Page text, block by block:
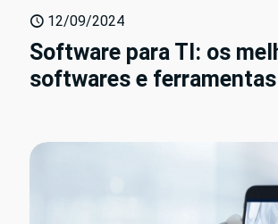
12/09/2024
Software para TI: os
softwares e